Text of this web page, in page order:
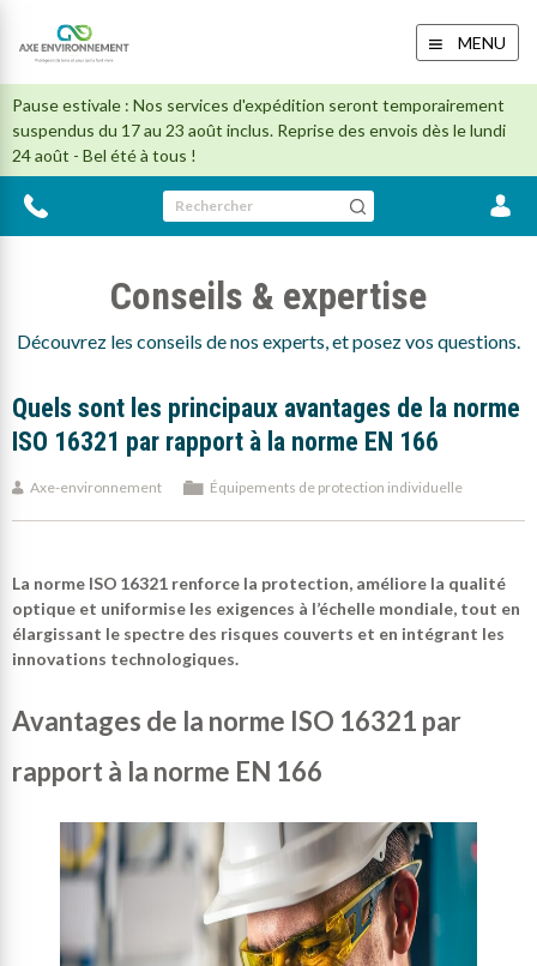
Pause estivale : Nos services d'expédition seront temporairement
suspendus du 17 au 23 août inclus. Reprise des envois dès le lundi
24 août - Bel été à tous !
MENU
Rechercher
Conseils & expertise
Découvrez les conseils de nos experts, et posez vos questions.
Quels sont les principaux avantages de la norme
ISO 16321 par rapport à la norme EN 166
Axe-environnement Équipements de protection individuelle
La norme ISO 16321 renforce la protection, améliore la qualité
optique et uniformise les exigences à l’échelle mondiale, tout en
élargissant le spectre des risques couverts et en intégrant les
innovations technologiques.
Avantages de la norme ISO 16321 par
rapport à la norme EN 166